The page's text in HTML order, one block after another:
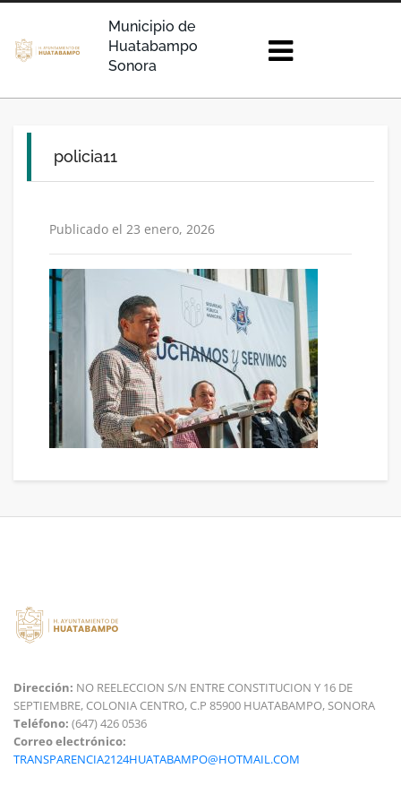
Municipio de
Huatabampo
Sonora
policia11
Publicado el 23 enero, 2026
Dirección: NO REELECCION S/N ENTRE CONSTITUCION Y 16 DE
SEPTIEMBRE, COLONIA CENTRO, C.P 85900 HUATABAMPO, SONORA
Teléfono: (647) 426 0536
Correo electrónico:
TRANSPARENCIA2124HUATABAMPO@HOTMAIL.COM